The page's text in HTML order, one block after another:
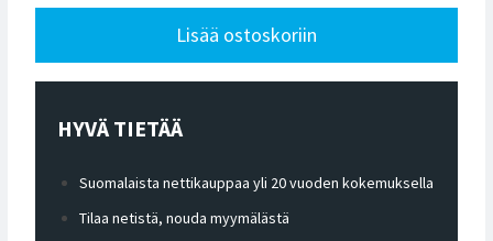
Lisää ostoskoriin
HYVÄ TIETÄÄ
Suomalaista nettikauppaa yli 20 vuoden kokemuksella
Tilaa netistä, nouda myymälästä